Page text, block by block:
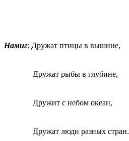
Намиг: Дружат птицы в вышине,
Дружат рыбы в глубине,
Дружит с небом океан,
Дружат люди разных стран.